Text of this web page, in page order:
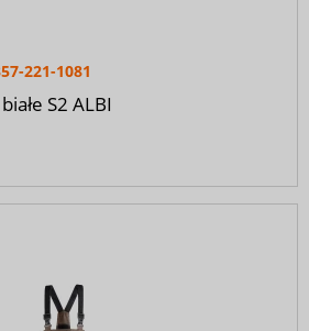
221-1081
S2 ALBI